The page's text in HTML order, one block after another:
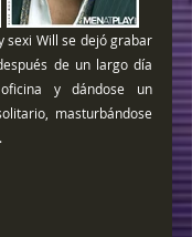
sexi Will se dejó grabar
de un largo día
y dándose un
masturbándose